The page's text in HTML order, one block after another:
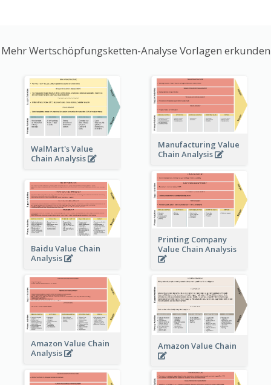
Mehr Wertschöpfungsketten-Analyse Vorlagen erkunden
WalMart's Value
Chain Analysis
Manufacturing Value
Chain Analysis
Printing Company
Value Chain Analysis
Baidu Value Chain
Analysis
Amazon Value Chain
Analysis
Amazon Value Chain